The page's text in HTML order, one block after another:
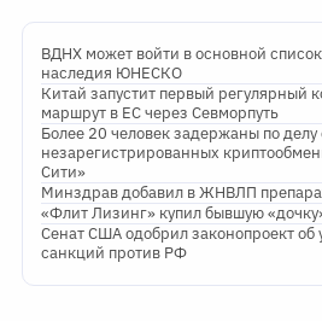
ВДНХ может войти в основной
наследия ЮНЕСКО
Китай запустит первый регулярный
маршрут в ЕС через Севморпуть
Более 20 человек задержаны по делу
незарегистрированных
Сити»
Минздрав добавил в ЖНВЛП
«Флит Лизинг» купил бывшую
Сенат США одобрил законопроект об
санкций против РФ